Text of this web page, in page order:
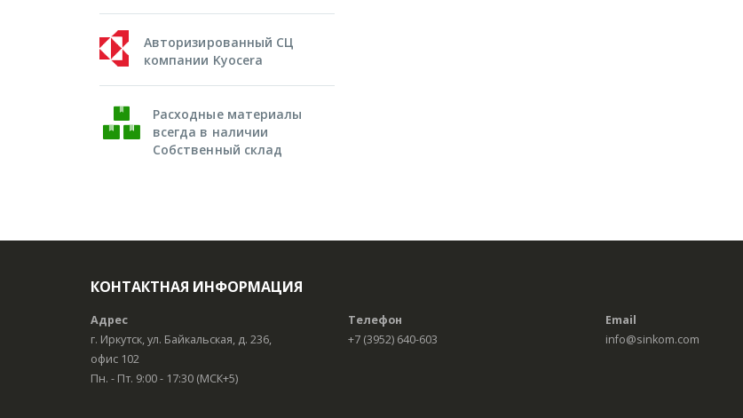
Авторизированный СЦ
компании Kyocera
Расходные материалы
всегда в наличии
Собственный склад
КОНТАКТНАЯ ИНФОРМАЦИЯ
Адрес
г. Иркутск, ул. Байкальская, д. 236,
офис 102
Пн. - Пт. 9:00 - 17:30 (МСК+5)
Телефон
+7 (3952) 640-603
Email
info@sinkom.com